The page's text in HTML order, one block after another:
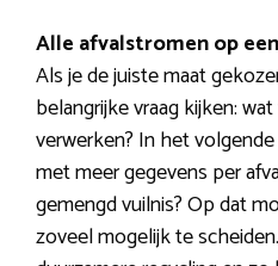
Alle afvalstromen op
Als je de juiste maat
belangrijke vraag kijken:
verwerken? In het
met meer gegevens per
gemengd vuilnis? Op dat
zoveel mogelijk te